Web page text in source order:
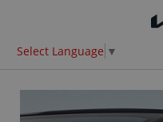
Select Language ▼